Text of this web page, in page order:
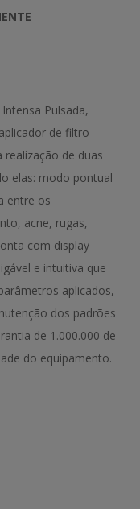
Pulsada,
de filtro
de duas
elas: modo pontual
entre os
acne, rugas,
com display
e intuitiva que
aplicados,
dos padrões
de 1.000.000 de
do equipamento.